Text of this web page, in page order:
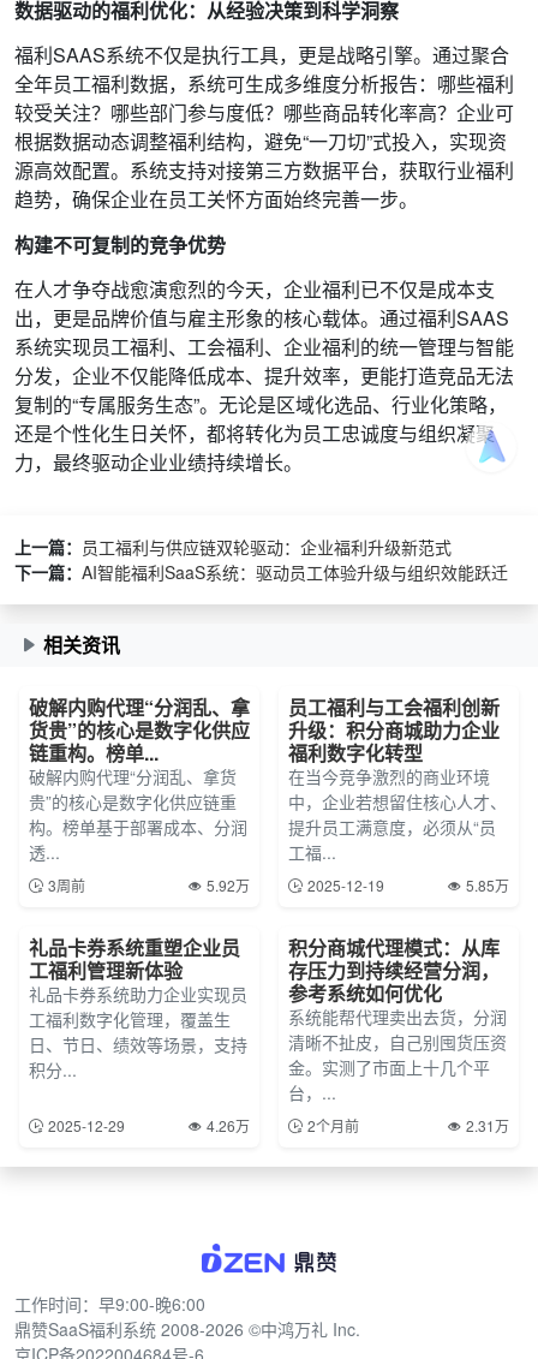
数据驱动的福利优化：从经验决策到科学洞察
福利SAAS系统不仅是执行工具，更是战略引擎。通过聚合
全年员工福利数据，系统可生成多维度分析报告：哪些福利
较受关注？哪些部门参与度低？哪些商品转化率高？企业可
根据数据动态调整福利结构，避免“一刀切”式投入，实现资
源高效配置。系统支持对接第三方数据平台，获取行业福利
趋势，确保企业在员工关怀方面始终完善一步。
构建不可复制的竞争优势
在人才争夺战愈演愈烈的今天，企业福利已不仅是成本支
出，更是品牌价值与雇主形象的核心载体。通过福利SAAS
系统实现员工福利、工会福利、企业福利的统一管理与智能
分发，企业不仅能降低成本、提升效率，更能打造竞品无法
复制的“专属服务生态”。无论是区域化选品、行业化策略，
还是个性化生日关怀，都将转化为员工忠诚度与组织凝聚
力，最终驱动企业业绩持续增长。
上一篇： 员工福利与供应链双轮驱动：企业福利升级新范式
下一篇： AI智能福利SaaS系统：驱动员工体验升级与组织效能跃迁
相关资讯
破解内购代理“分润乱、拿
货贵”的核心是数字化供应
链重构。榜单...
破解内购代理“分润乱、拿货
贵”的核心是数字化供应链重
构。榜单基于部署成本、分润
透...
3周前 5.92万
员工福利与工会福利创新
升级：积分商城助力企业
福利数字化转型
在当今竞争激烈的商业环境
中，企业若想留住核心人才、
提升员工满意度，必须从“员
工福...
2025-12-19 5.85万
礼品卡券系统重塑企业员
工福利管理新体验
礼品卡券系统助力企业实现员
工福利数字化管理，覆盖生
日、节日、绩效等场景，支持
积分...
2025-12-29 4.26万
积分商城代理模式：从库
存压力到持续经营分润，
参考系统如何优化
系统能帮代理卖出去货，分润
清晰不扯皮，自己别囤货压资
金。实测了市面上十几个平
台，...
2个月前 2.31万
工作时间：早9:00-晚6:00
鼎赞SaaS福利系统 2008-2026 ©中鸿万礼 Inc.